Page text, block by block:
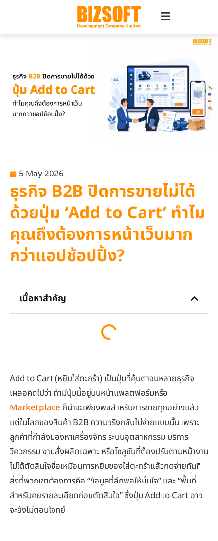
5 May 2026
ธุรกิจ B2B ปิดการขายไม่ได้
ด้วยปุ่ม ‘Add to Cart’ ทำไม
คุณถึงต้องการหน้าเว็บมาก
กว่าแอปช้อปปิ้ง?
เนื้อหาสำคัญ
Add to Cart (หยิบใส่ตะกร้า) เป็นปุ่มที่คุ้นตาจนหลายธุรกิจ
เผลอคิดไปว่า ถ้ามีปุ่มนี้อยู่บนหน้าแพลตฟอร์มหรือ
Marketplace ก็น่าจะเพียงพอสำหรับการขายทุกอย่างแล้ว
แต่ในโลกของสินค้า B2B ความจริงกลับไม่ง่ายแบบนั้น เพราะ
ลูกค้าที่กำลังมองหาเครื่องจักร ระบบอุตสาหกรรม บริการ
วิศวกรรม งานสั่งผลิตเฉพาะ หรือโซลูชันที่ต้องปรับตามหน้างาน
ไม่ได้ตัดสินใจซื้อเหมือนการหยิบของใส่ตะกร้าแล้วกดจ่ายทันที
สิ่งที่พวกเขาต้องการคือ “ข้อมูลที่ลึกพอให้มั่นใจ” และ “พื้นที่
สำหรับคุยรายละเอียดก่อนตัดสินใจ” ซึ่งปุ่ม Add to Cart อาจ
จะยังไม่ตอบโจทย์